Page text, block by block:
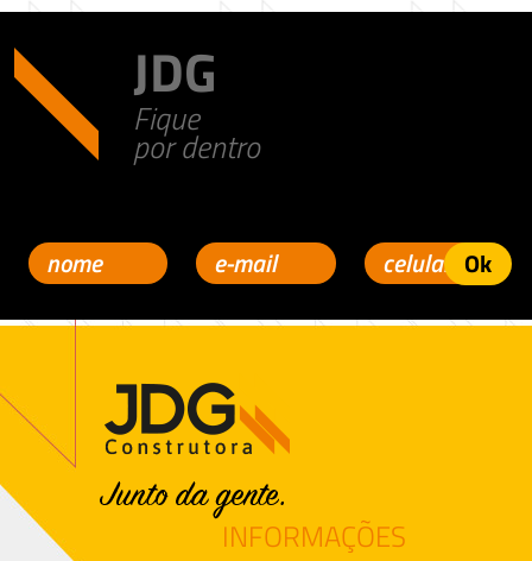
JDG
Fique
por dentro
INFORMAÇÕES